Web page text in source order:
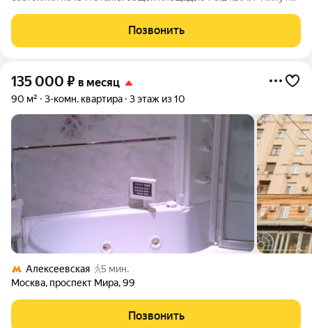
кв.м оснащенная современной техникой: Индукционная
варочная панель,
Позвонить
135 000 ₽ в месяц
90 м² 3-комн. квартира 3 этаж из 10
Алексеевская
5 мин.
Москва, проспект Мира,99
Позвонить